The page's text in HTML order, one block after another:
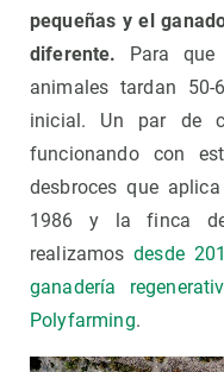
pequeñas y el
diferente. Para que
animales tardan
inicial. Un par de
funcionando con
desbroces que
1986 y la finca de
realizamosdesde
ganadería
Polyfarming.